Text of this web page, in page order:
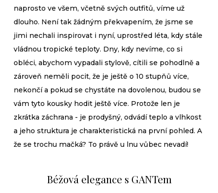
naprosto ve všem, včetně svých outfitů, víme už
dlouho. Není tak žádným překvapením, že jsme se
jimi nechali inspirovat i nyní, uprostřed léta, kdy stále
vládnou tropické teploty. Dny, kdy nevíme, co si
obléci, abychom vypadali stylově, cítili se pohodlně a
zároveň neměli pocit, že je ještě o 10 stupňů více,
nekončí a pokud se chystáte na dovolenou, budou se
vám tyto kousky hodit ještě více. Protože len je
zkrátka záchrana - je prodyšný, odvádí teplo a vlhkost
a jeho struktura je charakteristická na první pohled. A
že se trochu mačká? To právě u lnu vůbec nevadí!
Béžová elegance s GANTem